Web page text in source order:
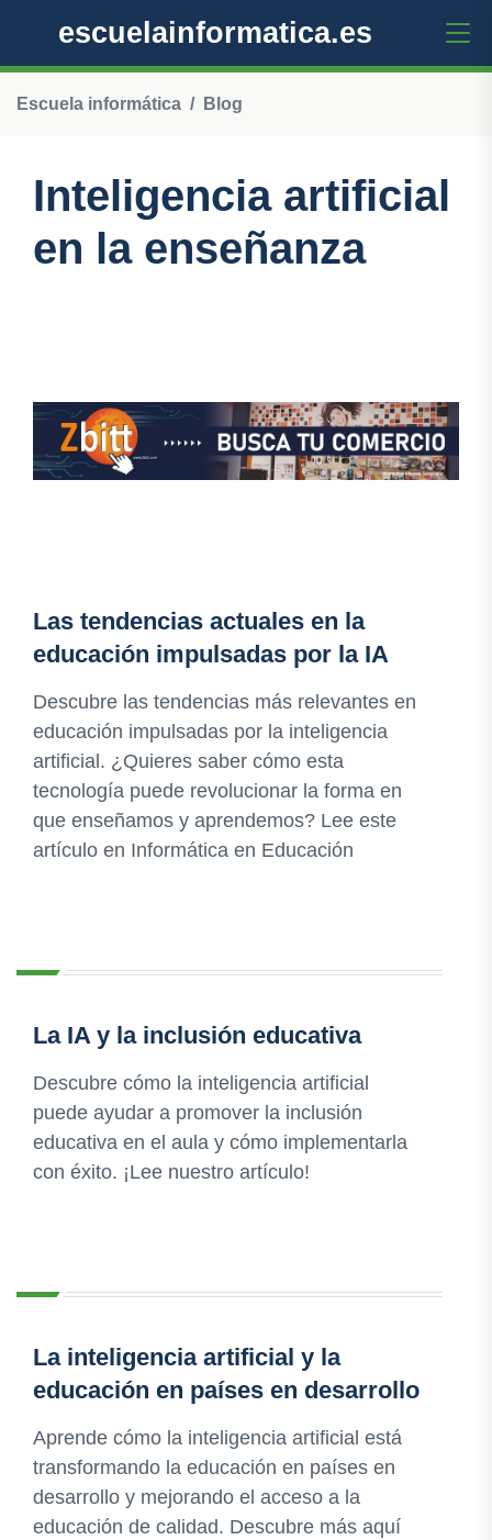
escuelainformatica.es
Escuela informática Blog
Inteligencia artificial
en la enseñanza
Las tendencias actuales en la
educación impulsadas por la IA
Descubre las tendencias más relevantes en
educación impulsadas por la inteligencia
artificial. ¿Quieres saber cómo esta
tecnología puede revolucionar la forma en
que enseñamos y aprendemos? Lee este
artículo en Informática en Educación
La IA y la inclusión educativa
Descubre cómo la inteligencia artificial
puede ayudar a promover la inclusión
educativa en el aula y cómo implementarla
con éxito. ¡Lee nuestro artículo!
La inteligencia artificial y la
educación en países en desarrollo
Aprende cómo la inteligencia artificial está
transformando la educación en países en
desarrollo y mejorando el acceso a la
educación de calidad. Descubre más aquí